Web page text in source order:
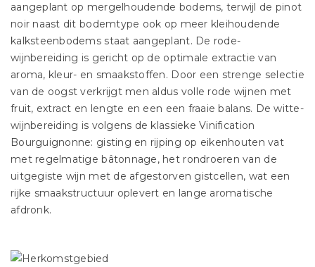
aangeplant op mergelhoudende bodems, terwijl de pinot
noir naast dit bodemtype ook op meer kleihoudende
kalksteenbodems staat aangeplant. De rode-
wijnbereiding is gericht op de optimale extractie van
aroma, kleur- en smaakstoffen. Door een strenge selectie
van de oogst verkrijgt men aldus volle rode wijnen met
fruit, extract en lengte en een een fraaie balans. De witte-
wijnbereiding is volgens de klassieke Vinification
Bourguignonne: gisting en rijping op eikenhouten vat
met regelmatige bâtonnage, het rondroeren van de
uitgegiste wijn met de afgestorven gistcellen, wat een
rijke smaakstructuur oplevert en lange aromatische
afdronk.